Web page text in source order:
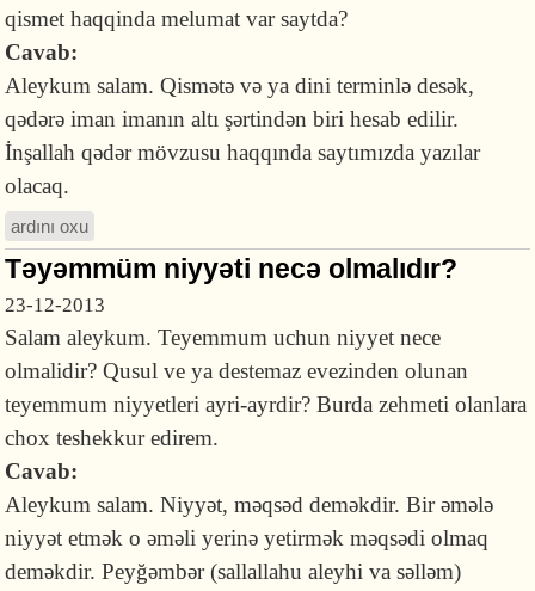
qismet haqqinda melumat var saytda?
Cavab:
Aleykum salam. Qismətə və ya dini terminlə desək,
qədərə iman imanın altı şərtindən biri hesab edilir.
İnşallah qədər mövzusu haqqında saytımızda yazılar
olacaq.
ardını oxu
Təyəmmüm niyyəti necə olmalıdır?
23-12-2013
Salam aleykum. Teyemmum uchun niyyet nece
olmalidir? Qusul ve ya destemaz evezinden olunan
teyemmum niyyetleri ayri-ayrdir? Burda zehmeti olanlara
chox teshekkur edirem.
Cavab:
Aleykum salam. Niyyət, məqsəd deməkdir. Bir əmələ
niyyət etmək o əməli yerinə yetirmək məqsədi olmaq
deməkdir. Peyğəmbər (sallallahu aleyhi va səlləm)